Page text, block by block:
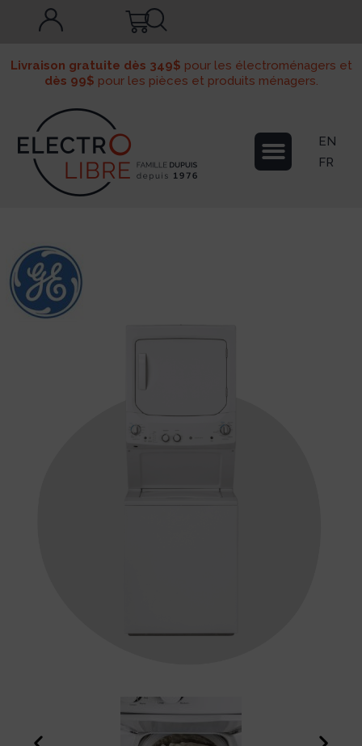
Livraison gratuite dès 349$ pour les électroménagers et
dès 99$ pour les pièces et produits ménagers.
EN
FR